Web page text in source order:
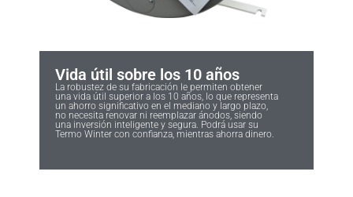
Vida útil sobre los 10 años
La robustez de su fabricación le permiten obtener
una vida útil superior a los 10 años, lo que representa
un ahorro significativo en el mediano y largo plazo,
no necesita renovar ni reemplazar ánodos, siendo
una inversión inteligente y segura. Podrá usar su
Termo Winter con confianza, mientras ahorra dinero.